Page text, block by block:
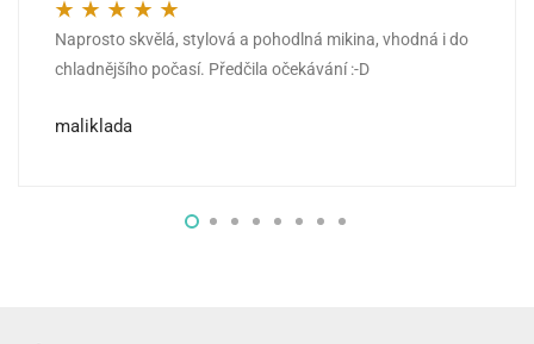
Hodnocení 5z 5
Naprosto skvělá, stylová a pohodlná mikina, vhodná i do
chladnějšího počasí. Předčila očekávání :-D
maliklada